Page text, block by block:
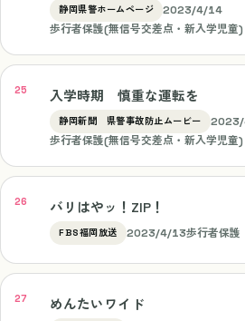
静岡県警ホームページ
2023/4/14
歩行者保護(無信号交差点・新入学児童)
入学時期 慎重な運転を
静岡新聞 県警事故防止ムービー
歩行者保護(無信号交差点・新入学児童)
バリはやッ！ZIP！
FBS福岡放送 2023/4/13歩行者保護
めんたいワイド